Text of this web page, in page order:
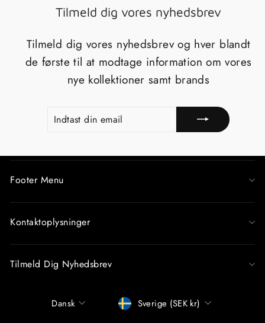
Tilmeld dig vores nyhedsbrev
Tilmeld dig vores nyhedsbrev og hver blandt
de første til at modtage information om vores
nye kollektioner samt brands
EMAIL
Footer Menu
Kontaktoplysninger
Tilmeld Dig Nyhedsbrev
Sprog
Dansk Betalingsmiddel
Sverige (SEK kr)